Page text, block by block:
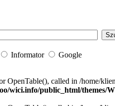
Informator Google
OpenTable(), called in /home/
wici.info/public_html/themes/